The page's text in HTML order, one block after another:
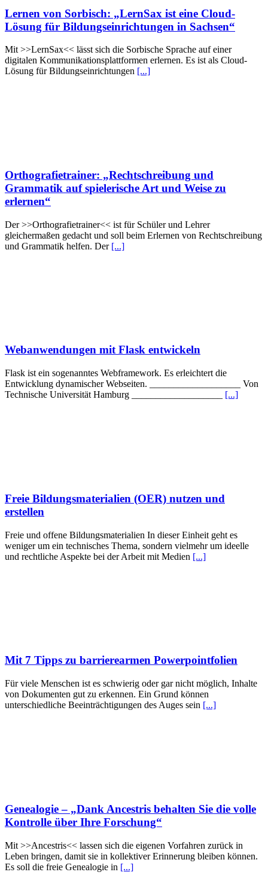
Lernen von Sorbisch: „LernSax ist eine Cloud-
Lösung für Bildungseinrichtungen in Sachsen“
Mit >>LernSax<< lässt sich die Sorbische Sprache auf einer
digitalen Kommunikationsplattformen erlernen. Es ist als Cloud-
Lösung für Bildungseinrichtungen [...]
Orthografietrainer: „Rechtschreibung und
Grammatik auf spielerische Art und Weise zu
erlernen“
Der >>Orthografietrainer<< ist für Schüler und Lehrer
gleichermaßen gedacht und soll beim Erlernen von Rechtschreibung
und Grammatik helfen. Der [...]
Webanwendungen mit Flask entwickeln
Flask ist ein sogenanntes Webframework. Es erleichtert die
Entwicklung dynamischer Webseiten. ___________________ Von
Technische Universität Hamburg ___________________ [...]
Freie Bildungsmaterialien (OER) nutzen und
erstellen
Freie und offene Bildungsmaterialien In dieser Einheit geht es
weniger um ein technisches Thema, sondern vielmehr um ideelle
und rechtliche Aspekte bei der Arbeit mit Medien [...]
Mit 7 Tipps zu barrierearmen Powerpointfolien
Für viele Menschen ist es schwierig oder gar nicht möglich, Inhalte
von Dokumenten gut zu erkennen. Ein Grund können
unterschiedliche Beeinträchtigungen des Auges sein [...]
Genealogie – „Dank Ancestris behalten Sie die volle
Kontrolle über Ihre Forschung“
Mit >>Ancestris<< lassen sich die eigenen Vorfahren zurück in
Leben bringen, damit sie in kollektiver Erinnerung bleiben können.
Es soll die freie Genealogie in [...]